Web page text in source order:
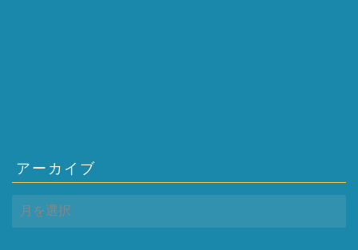
アーカイブ
ア
ー